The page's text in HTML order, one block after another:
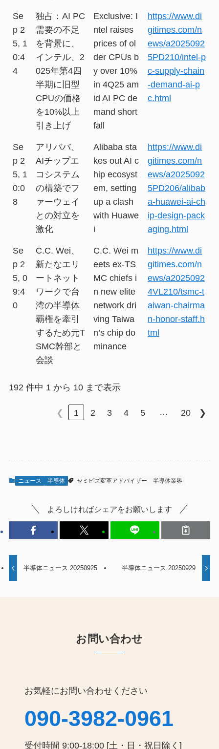
Se
p 2
5, 1
0:4
4
独占：AI PC
需要の不足
を背景に、
インテル、2
025年第4四
半期に旧型
CPUの価格
を10%以上
引き上げ
Exclusive: I
ntel raises
prices of ol
der CPUs b
y over 10%
in 4Q25 am
id AI PC de
mand short
fall
https://www.di
gitimes.com/n
ews/a2025092
5PD210/intel-p
c-supply-chain
-demand-ai-p
c.html
Se
p 2
5, 1
0:0
8
アリババ、
AIチップエ
コシステム
の構築でフ
ァーウェイ
との対立を
激化
Alibaba sta
kes out AI c
hip ecosyst
em, setting
up a clash
with Huawe
i
https://www.di
gitimes.com/n
ews/a2025092
5PD206/alibab
a-huawei-ai-ch
ip-design-pack
aging.html
Se
p 2
5, 0
9:4
0
C.C. Wei、
新たなエリ
ートネット
ワークで台
湾の半導体
覇権を牽引
するため元T
SMC幹部と
会談
C.C. Wei m
eets ex-TS
MC chiefs i
n new elite
network dri
ving Taiwa
n’s chip do
minance
https://www.di
gitimes.com/n
ews/a2025092
4VL210/tsmc-t
aiwan-chairma
n-honor-staff.h
tml
192 件中 1 から 10 まで表示
❮ 1 2 3 4 5 … 20 ❯
ニュース 半導体 セミビズ変革アドバイザー 半導体業界
よろしければシェアをお願いします
半導体ニュース 20250925 半導体ニュース 20250929
お問い合わせ
お気軽にお問い合わせください
090-3982-0961
受付時間 9:00-18:00 [土・日・祝日除く]